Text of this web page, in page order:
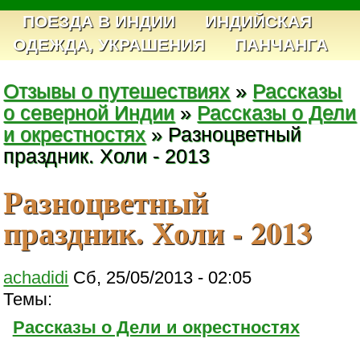
ПОЕЗДА В ИНДИИ
ИНДИЙСКАЯ
ОДЕЖДА, УКРАШЕНИЯ
ПАНЧАНГА
Отзывы о путешествиях » Рассказы
о северной Индии » Рассказы о Дели
и окрестностях » Разноцветный
праздник. Холи - 2013
Разноцветный
праздник. Холи - 2013
achadidi Сб, 25/05/2013 - 02:05
Темы:
Рассказы о Дели и окрестностях